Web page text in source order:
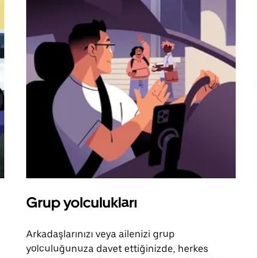
Grup yolculukları
Arkadaşlarınızı veya ailenizi grup
yolculuğunuza davet ettiğinizde, herkes